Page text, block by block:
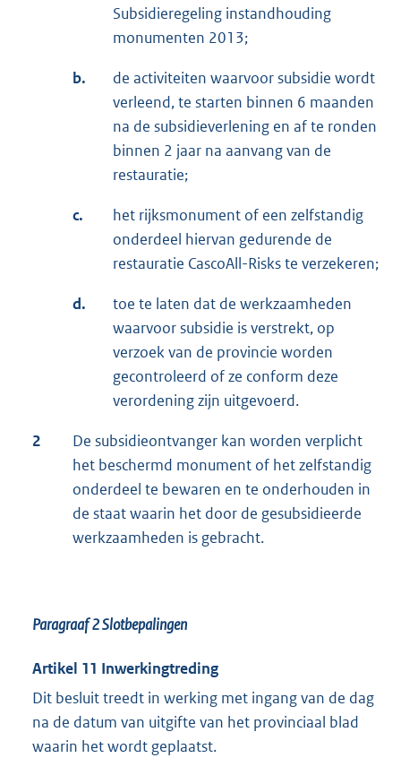
Subsidieregeling instandhouding
monumenten 2013;
b.
de activiteiten waarvoor subsidie wordt
verleend, te starten binnen 6 maanden
na de subsidieverlening en af te ronden
binnen 2 jaar na aanvang van de
restauratie;
c.
het rijksmonument of een zelfstandig
onderdeel hiervan gedurende de
restauratie CascoAll-Risks te verzekeren;
d.
toe te laten dat de werkzaamheden
waarvoor subsidie is verstrekt, op
verzoek van de provincie worden
gecontroleerd of ze conform deze
verordening zijn uitgevoerd.
2
De subsidieontvanger kan worden verplicht
het beschermd monument of het zelfstandig
onderdeel te bewaren en te onderhouden in
de staat waarin het door de gesubsidieerde
werkzaamheden is gebracht.
Paragraaf 2 Slotbepalingen
Artikel 11 Inwerkingtreding
Dit besluit treedt in werking met ingang van de dag
na de datum van uitgifte van het provinciaal blad
waarin het wordt geplaatst.